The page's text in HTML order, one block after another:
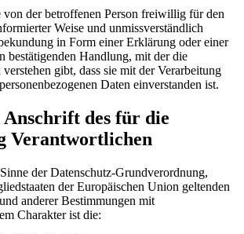
der betroffenen Person freiwillig für den
Weise und unmissverständlich
in Form einer Erklärung oder einer
bestätigenden Handlung, mit der die
gibt, dass sie mit der Verarbeitung
Daten einverstanden ist.
Anschrift des für die
Verantwortlichen
der Datenschutz-Grundverordnung,
der Europäischen Union geltenden
anderer Bestimmungen mit
Charakter ist die: